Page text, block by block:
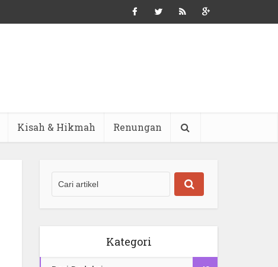
Kisah & Hikmah Renungan
Kategori